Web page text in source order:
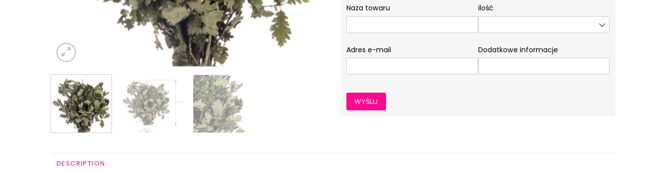
Naza towaru ilość
Adres e-mail Dodatkowe informacje
WYŚLIJ
DESCRIPTION